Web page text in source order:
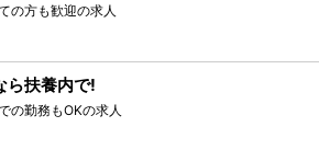
の方も歓迎の求人
ら扶養内で!
の勤務もOKの求人